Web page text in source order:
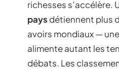
richesses s’accélère.
pays détiennent plus
avoirs mondiaux —
alimente autant les
débats. Les